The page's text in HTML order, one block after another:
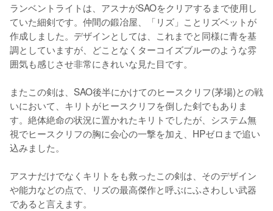
ランベントライトは、アスナがSAOをクリアするまで使用し
ていた細剣です。仲間の鍛冶屋、「リズ」ことリズベットが
作成しました。デザインとしては、これまでと同様に青を基
調としていますが、どことなくターコイズブルーのような雰
囲気も感じさせ非常にきれいな見た目です。
またこの剣は、SAO後半にかけてのヒースクリフ(茅場)との戦
いにおいて、キリトがヒースクリフを倒した剣でもありま
す。絶体絶命の状況に置かれたキリトでしたが、システム無
視でヒースクリフの胸に会心の一撃を加え、HPゼロまで追い
込みました。
アスナだけでなくキリトをも救ったこの剣は、そのデザイン
や能力などの点で、リズの最高傑作と呼ぶにふさわしい武器
であると言えます。